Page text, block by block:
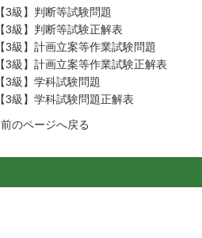
【3級】判断等試験問題
【3級】判断等試験正解表
【3級】計画立案等作業試験問題
【3級】計画立案等作業試験正解表
【3級】学科試験問題
【3級】学科試験問題正解表
前のページへ戻る